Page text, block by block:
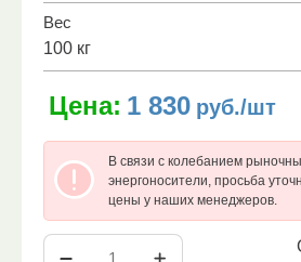
Вес
100 кг
Цена: 1 830 руб./шт
В связи с колебанием
энергоносители, просьба
цены у наших менеджеров.